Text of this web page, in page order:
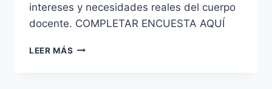
intereses y necesidades reales del cuerpo
docente. COMPLETAR ENCUESTA AQUÍ
LEER MÁS RELEVAMIENTO